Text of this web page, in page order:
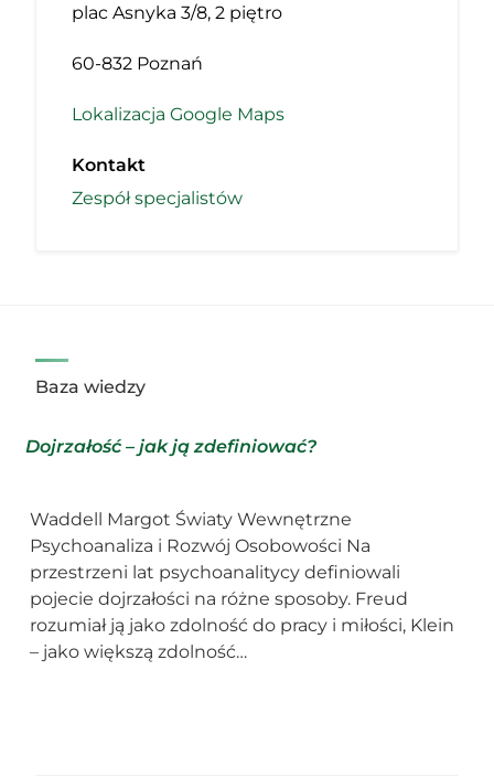
plac Asnyka 3/8, 2 piętro
60-832 Poznań
Lokalizacja Google Maps
Kontakt
Zespół specjalistów
Baza wiedzy
Dojrzałość – jak ją zdefiniować?
Waddell Margot Światy Wewnętrzne
Psychoanaliza i Rozwój Osobowości Na
przestrzeni lat psychoanalitycy definiowali
pojecie dojrzałości na różne sposoby. Freud
rozumiał ją jako zdolność do pracy i miłości, Klein
– jako większą zdolność…